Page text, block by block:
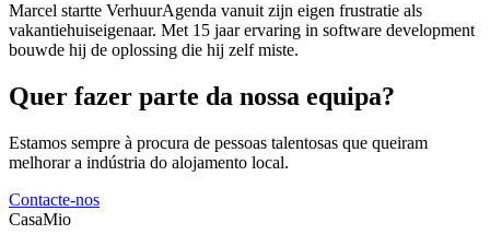
Marcel startte VerhuurAgenda vanuit zijn eigen frustratie als
vakantiehuiseigenaar. Met 15 jaar ervaring in software development
bouwde hij de oplossing die hij zelf miste.
Quer fazer parte da nossa equipa?
Estamos sempre à procura de pessoas talentosas que queiram
melhorar a indústria do alojamento local.
Contacte-nos
CasaMio